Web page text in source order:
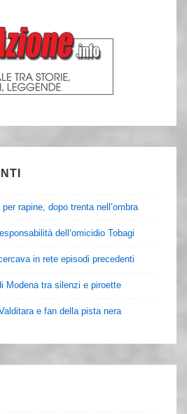
rapine, dopo trenta nell’ombra
dell’omicidio Tobagi
in rete episodi precedenti
Modena tra silenzi e piroette
e fan della pista nera